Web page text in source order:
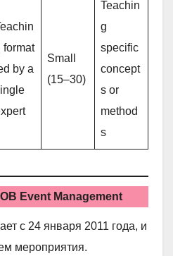
format
by a
Small
(15–30)
Teachin
g
specific
concept
s or
method
s
Event Management
с 24 января 2011 года, и
мероприятия.